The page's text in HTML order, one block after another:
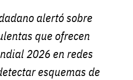
alertó sobre
que ofrecen
2026 en redes
esquemas de